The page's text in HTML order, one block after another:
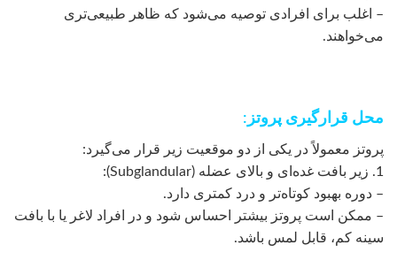
– اغلب برای افرادی توصیه می‌شود که ظاهر طبیعی‌تری
می‌خواهند.
محل قرارگیری پروتز:
پروتز معمولاً در یکی از دو موقعیت زیر قرار می‌گیرد:
1. زیر بافت غده‌ای و بالای عضله (Subglandular):
– دوره بهبود کوتاه‌تر و درد کمتری دارد.
– ممکن است پروتز بیشتر احساس شود و در افراد لاغر یا با بافت
سینه کم، قابل لمس باشد.